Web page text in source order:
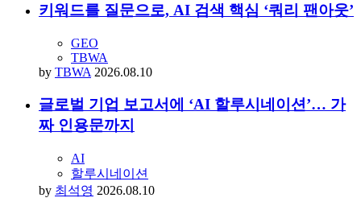
키워드를 질문으로, AI 검색 핵심 ‘쿼리 팬아웃’
GEO
TBWA
by TBWA 2026.08.10
글로벌 기업 보고서에 ‘AI 할루시네이션’… 가
짜 인용문까지
AI
할루시네이션
by 최석영 2026.08.10